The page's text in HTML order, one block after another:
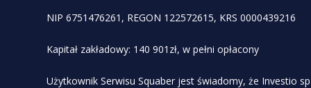
NIP 6751476261, REGON 122572615, KRS 0000439216
Kapitał zakładowy: 140 901zł, w pełni opłacony
Użytkownik Serwisu Squaber jest świadomy, że Investio